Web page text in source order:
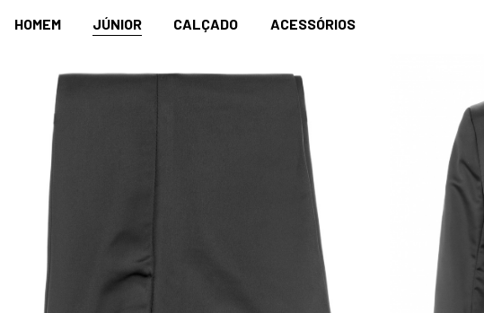
HOMEM JÚNIOR CALÇADO ACESSÓRIOS